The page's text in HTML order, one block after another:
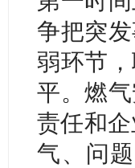
争把突
弱环节
平。燃
责任和
气、问